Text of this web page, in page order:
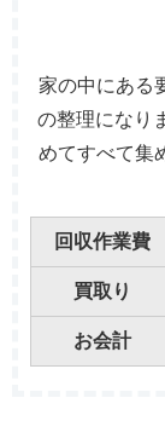
家の中にある
の整理になり
めてすべて集
回収作業費
買取り
お会計